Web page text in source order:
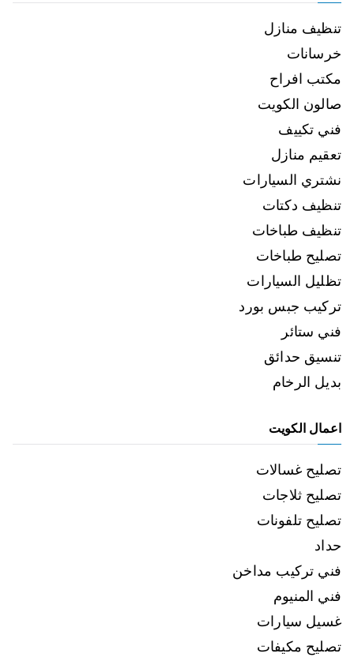
تنظيف منازل
خرسانات
مكتب افراح
صالون الكويت
فني تكييف
تعقيم منازل
نشتري السيارات
تنظيف دكتات
تنظيف طباخات
تصليح طباخات
تظليل السيارات
تركيب جبس بورد
فني ستائر
تنسيق حدائق
بديل الرخام
اعمال الكويت
تصليح غسالات
تصليح ثلاجات
تصليح تلفونات
حداد
فني تركيب مداخن
فني المنيوم
غسيل سيارات
تصليح مكيفات